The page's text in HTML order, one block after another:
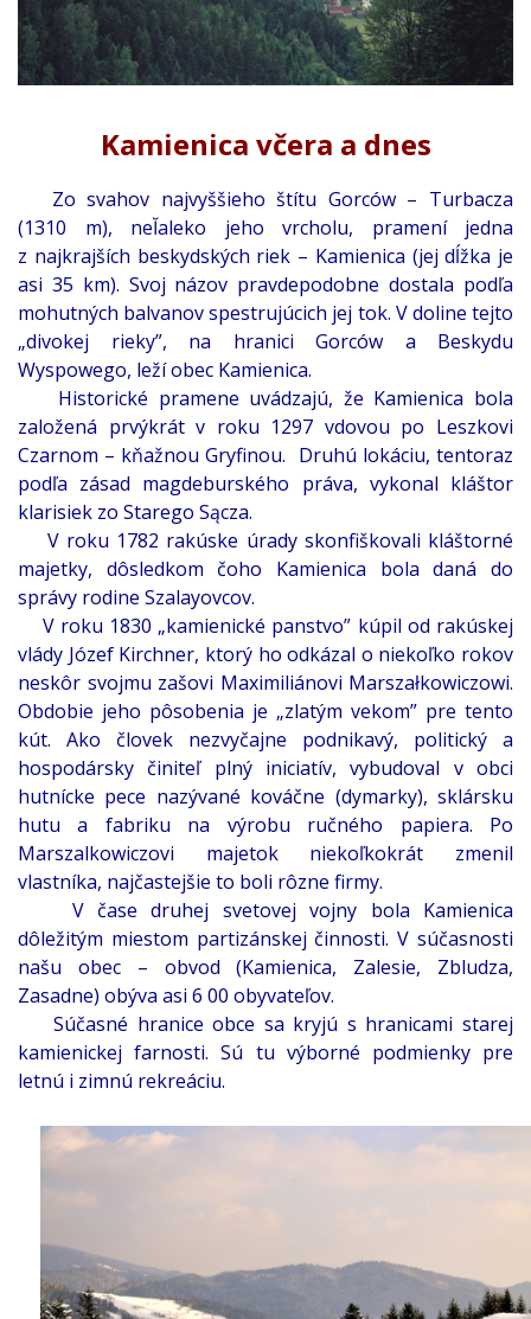
Kamienica včera a dnes
Zo svahov najvyššieho štítu Gorców – Turbacza
(1310 m), neĬaleko jeho vrcholu, pramení jedna
z najkrajších beskydských riek – Kamienica (jej dĺžka je
asi 35 km). Svoj názov pravdepodobne dostala podľa
mohutných balvanov spestrujúcich jej tok. V doline tejto
„divokej rieky”, na hranici Gorców a Beskydu
Wyspowego, leží obec Kamienica.
Historické pramene uvádzajú, že Kamienica bola
založená prvýkrát v roku 1297 vdovou po Leszkovi
Czarnom – kňažnou Gryfinou. Druhú lokáciu, tentoraz
podľa zásad magdeburského práva, vykonal kláštor
klarisiek zo Starego Sącza.
V roku 1782 rakúske úrady skonfiškovali kláštorné
majetky, dôsledkom čoho Kamienica bola daná do
správy rodine Szalayovcov.
V roku 1830 „kamienické panstvo” kúpil od rakúskej
vlády Józef Kirchner, ktorý ho odkázal o niekoľko rokov
neskôr svojmu zašovi Maximiliánovi Marszałkowiczowi.
Obdobie jeho pôsobenia je „zlatým vekom” pre tento
kút. Ako človek nezvyčajne podnikavý, politický a
hospodársky činiteľ plný iniciatív, vybudoval v obci
hutnícke pece nazývané kováčne (dymarky), sklársku
hutu a fabriku na výrobu ručného papiera. Po
Marszalkowiczovi majetok niekoľkokrát zmenil
vlastníka, najčastejšie to boli rôzne firmy.
V čase druhej svetovej vojny bola Kamienica
dôležitým miestom partizánskej činnosti. V súčasnosti
našu obec – obvod (Kamienica, Zalesie, Zbludza,
Zasadne) obýva asi 6 00 obyvateľov.
Súčasné hranice obce sa kryjú s hranicami starej
kamienickej farnosti. Sú tu výborné podmienky pre
letnú i zimnú rekreáciu.